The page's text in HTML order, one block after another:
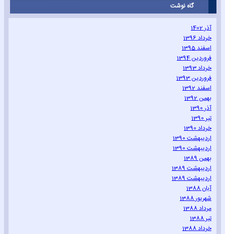
گاه نوشت
آذر 1402
خرداد 1396
اسفند 1395
فروردین 1394
خرداد 1393
فروردین 1393
اسفند 1392
بهمن 1392
آذر 1390
تیر 1390
خرداد 1390
اردیبهشت 1390
اردیبهشت 1390
بهمن 1389
اردیبهشت 1389
اردیبهشت 1389
آبان 1388
شهریور 1388
مرداد 1388
تیر 1388
خرداد 1388